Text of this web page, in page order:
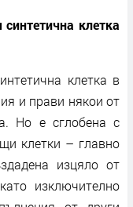
клетка
клетка в
и прави някои от
Но е сглобена с
клетки – главно
изцяло от
изключително